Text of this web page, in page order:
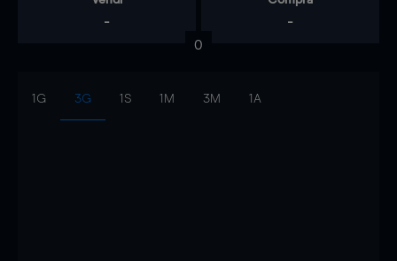
- -
0
1G 3G 1S 1M 3M 1A